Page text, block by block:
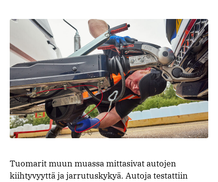
Tuomarit muun muassa mittasivat autojen
kiihtyvyyttä ja jarrutuskykyä. Autoja testattiin